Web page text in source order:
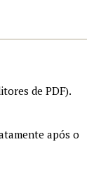
de PDF).
após o